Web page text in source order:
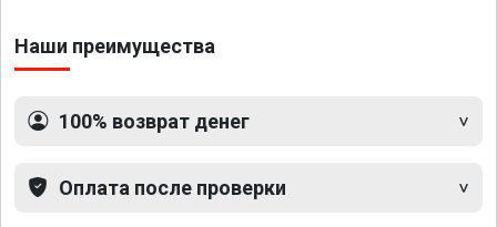
Наши преимущества
100% возврат денег
Оплата после проверки